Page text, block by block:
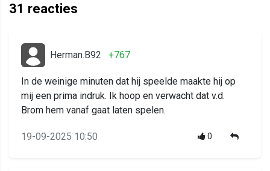
31 reacties
Herman.B92 +767
In de weinige minuten dat hij speelde maakte hij op
mij een prima indruk. Ik hoop en verwacht dat v.d.
Brom hem vanaf gaat laten spelen.
19-09-2025 10:50 0